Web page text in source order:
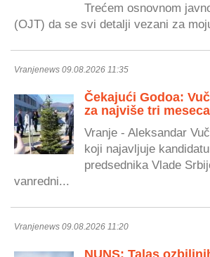
Trećem osnovnom
(OJT) da se svi detalji vezani za
Vranjenews 09.08.2026 11:35
Čekajući Godoa:
za najviše tri
Vranje - Aleksandar
koji najavljuje
predsednika Vlade
vanredni...
Vranjenews 09.08.2026 11:20